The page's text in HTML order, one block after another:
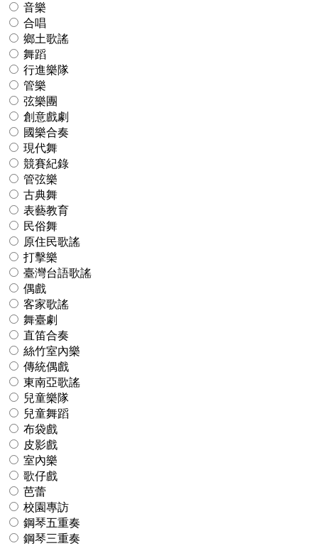
音樂
合唱
鄉土歌謠
舞蹈
行進樂隊
管樂
弦樂團
創意戲劇
國樂合奏
現代舞
競賽紀錄
管弦樂
古典舞
表藝教育
民俗舞
原住民歌謠
打擊樂
臺灣台語歌謠
偶戲
客家歌謠
舞臺劇
直笛合奏
絲竹室內樂
傳統偶戲
東南亞歌謠
兒童樂隊
兒童舞蹈
布袋戲
皮影戲
室內樂
歌仔戲
芭蕾
校園專訪
鋼琴五重奏
鋼琴三重奏